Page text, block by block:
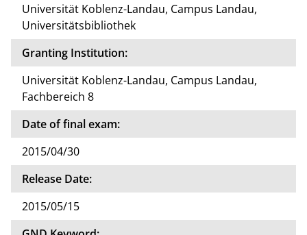
Universität Koblenz-Landau, Campus Landau,
Universitätsbibliothek
Granting Institution:
Universität Koblenz-Landau, Campus Landau,
Fachbereich 8
Date of final exam:
2015/04/30
Release Date:
2015/05/15